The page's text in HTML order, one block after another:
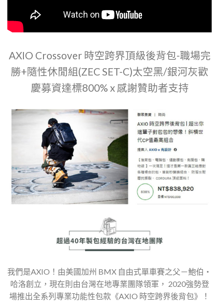
AXIO Crossover 時空跨界頂級後背包-職場完
勝+隨性休閒組(ZEC SET-C)太空黑/銀河灰歡
慶募資達標800% x 感謝贊助者支持
我們是AXIO！由美國加州 BMX 自由式單車賽之父－鮑伯‧
哈洛創立，現在則由台灣在地專業團隊領軍， 2020強勢登
場推出全系列專業功能性包款《AXIO 時空跨界後背包》！